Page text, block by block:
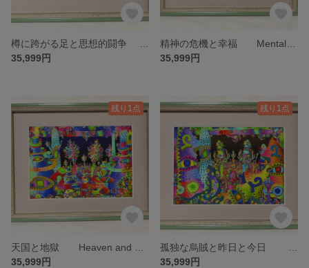
35,999円
35,999円
残り1点
35,999円
残り1点
35,999円